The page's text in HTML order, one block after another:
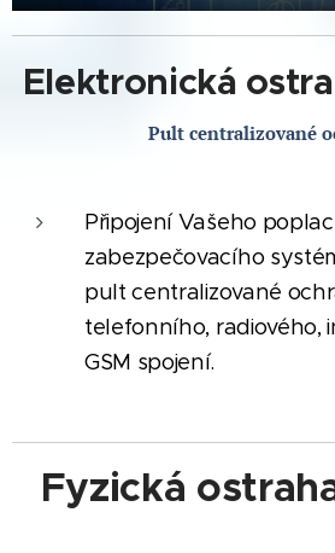
Elektronická
Pult centralizované
Připojení Vašeho
zabezpečovacího
pult centralizované
telefonního, radiového,
GSM spojení.
Fyzická